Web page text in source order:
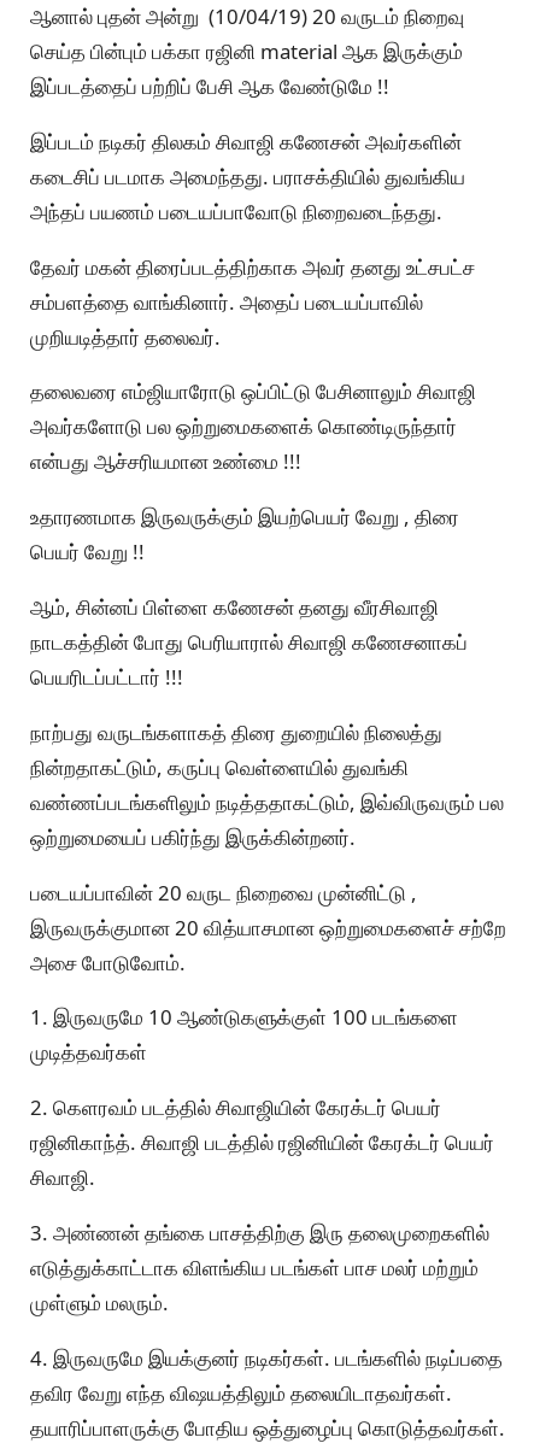
ஆனால் புதன் அன்று (10/04/19) 20 வருடம் நிறைவு
செய்த பின்பும் பக்கா ரஜினி material ஆக இருக்கும்
இப்படத்தைப் பற்றிப் பேசி ஆக வேண்டுமே !!
இப்படம் நடிகர் திலகம் சிவாஜி கணேசன் அவர்களின்
கடைசிப் படமாக அமைந்தது. பராசக்தியில் துவங்கிய
அந்தப் பயணம் படையப்பாவோடு நிறைவடைந்தது.
தேவர் மகன் திரைப்படத்திற்காக அவர் தனது உட்சபட்ச
சம்பளத்தை வாங்கினார். அதைப் படையப்பாவில்
முறியடித்தார் தலைவர்.
தலைவரை எம்ஜியாரோடு ஒப்பிட்டு பேசினாலும் சிவாஜி
அவர்களோடு பல ஒற்றுமைகளைக் கொண்டிருந்தார்
என்பது ஆச்சரியமான உண்மை !!!
உதாரணமாக இருவருக்கும் இயற்பெயர் வேறு , திரை
பெயர் வேறு !!
ஆம், சின்னப் பிள்ளை கணேசன் தனது வீரசிவாஜி
நாடகத்தின் போது பெரியாரால் சிவாஜி கணேசனாகப்
பெயரிடப்பட்டார் !!!
நாற்பது வருடங்களாகத் திரை துறையில் நிலைத்து
நின்றதாகட்டும், கருப்பு வெள்ளையில் துவங்கி
வண்ணப்படங்களிலும் நடித்ததாகட்டும், இவ்விருவரும் பல
ஒற்றுமையைப் பகிர்ந்து இருக்கின்றனர்.
படையப்பாவின் 20 வருட நிறைவை முன்னிட்டு ,
இருவருக்குமான 20 வித்யாசமான ஒற்றுமைகளைச் சற்றே
அசை போடுவோம்.
1. இருவருமே 10 ஆண்டுகளுக்குள் 100 படங்களை
முடித்தவர்கள்
2. கெளரவம் படத்தில் சிவாஜியின் கேரக்டர் பெயர்
ரஜினிகாந்த். சிவாஜி படத்தில் ரஜினியின் கேரக்டர் பெயர்
சிவாஜி.
3. அண்ணன் தங்கை பாசத்திற்கு இரு தலைமுறைகளில்
எடுத்துக்காட்டாக விளங்கிய படங்கள் பாச மலர் மற்றும்
முள்ளும் மலரும்.
4. இருவருமே இயக்குனர் நடிகர்கள். படங்களில் நடிப்பதை
தவிர வேறு எந்த விஷயத்திலும் தலையிடாதவர்கள்.
தயாரிப்பாளருக்கு போதிய ஒத்துழைப்பு கொடுத்தவர்கள்.